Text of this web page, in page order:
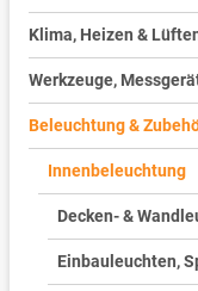
Klima, Heizen &
Werkzeuge,
Beleuchtung &
Innenbeleuchtung
Decken- &
Einbauleuchten,